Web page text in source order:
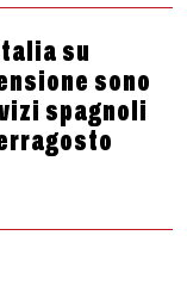
su
sono
spagnoli